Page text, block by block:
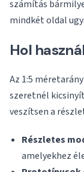
számítás
mindkét oldal
Hol
Az 1:5
szeretnél
veszítsen a
Részletes
amelyekhez